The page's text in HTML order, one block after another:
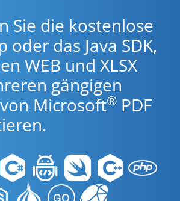
Sie die kostenlose
oder das Java SDK,
WEB und XLSX
gängigen
Microsoft® PDF